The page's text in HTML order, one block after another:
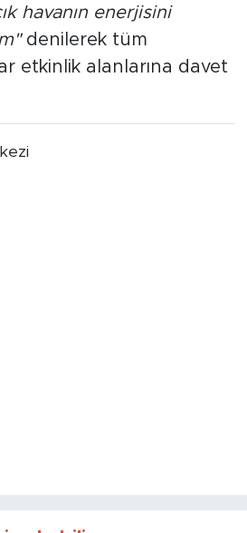
havanın enerjisini
denilerek tüm
etkinlik alanlarına davet